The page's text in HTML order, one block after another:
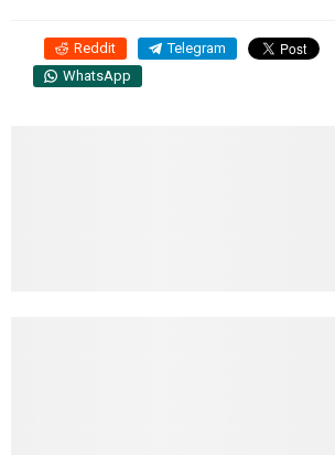
Reddit Telegram
WhatsApp